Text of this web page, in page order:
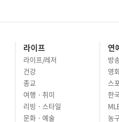
라이프
라이프/레저
건강
종교
여행 · 취미
연
방
영
스포
한